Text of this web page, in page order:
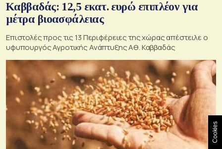
Καββαδάς: 12,5 εκατ. ευρώ επιπλέον για
μέτρα βιοασφάλειας
Επιστολές προς τις 13 Περιφέρειες της χώρας απέστειλε ο
υφυπουργός Αγροτικής Ανάπτυξης Αθ. Καββαδάς
Cookies